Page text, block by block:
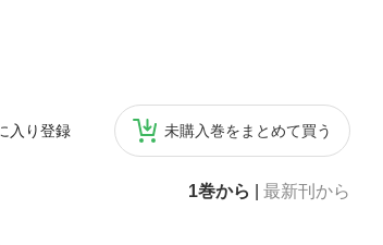
入り登録 未購入巻をまとめて買う
1巻から 最新刊から